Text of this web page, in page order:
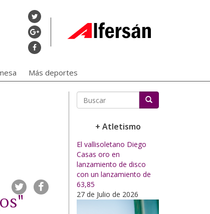
Más deportes
+ Atletismo
El vallisoletano Diego
Casas oro en
lanzamiento de disco
con un lanzamiento de
63,85
27 de Julio de 2026